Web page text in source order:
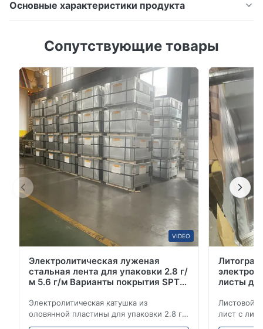
Основные характеристики продукта
нержавеющая сталь покрывает 2Б БА 8К финиш
холоднокатаные листы из нержавеющей стали
премиум-класса с превосходной плоскостностью,
зеркальным качеством поверхности и надежной
устойчивостью к коррозии? Как показано на
изображении ...
Сопутствующие товары
VIDEO
Электролитическая луженая
стальная лента для упаковки 2.8 г/
м 5.6 г/м Варианты покрытия SPTE
Электролитическая катушка из
оловянной пластины для упаковки 2.8 г/
м 5.6 г/м варианты покрытия SPTE TFS
листы
Листовой
лист с